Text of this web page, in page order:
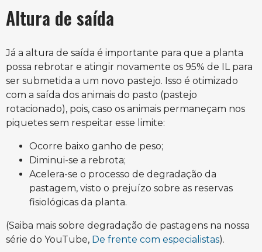
Altura de saída
Já a altura de saída é importante para que a planta
possa rebrotar e atingir novamente os 95% de IL para
ser submetida a um novo pastejo. Isso é otimizado
com a saída dos animais do pasto (pastejo
rotacionado), pois, caso os animais permaneçam nos
piquetes sem respeitar esse limite:
Ocorre baixo ganho de peso;
Diminui-se a rebrota;
Acelera-se o processo de degradação da
pastagem, visto o prejuízo sobre as reservas
fisiológicas da planta.
(Saiba mais sobre degradação de pastagens na nossa
série do YouTube, De frente com especialistas).